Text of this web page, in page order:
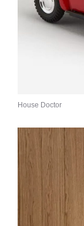
House Doctor